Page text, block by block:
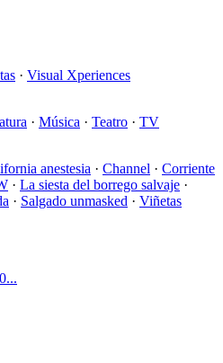
· Visual Xperiences
· Música · Teatro · TV
anestesia · Channel · Corriente
· La siesta del borrego salvaje ·
· Salgado unmasked · Viñetas